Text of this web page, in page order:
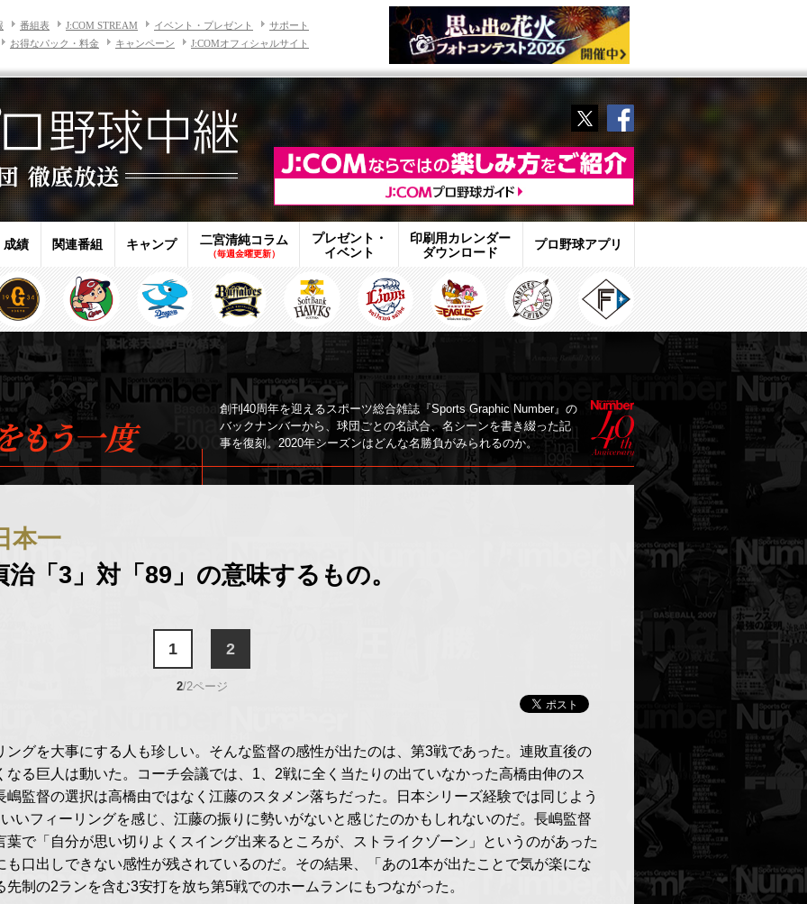
番組表 J:COM STREAM イベント・プレゼント
サポート
お得なパック・料金
キャンペーン J:COMオフィシャルサイト
TwitterFacebook
成績 関連番組 キャンプ 二宮清純コラム
（毎週金曜更新）
プレゼント・
イベント
印刷用カレンダー
ダウンロード
プロ野球アプリ
もう一度
創刊40周年を迎えるスポーツ総合雑誌『Sports Graphic Number』の
バックナンバーから、 球団ごとの名試合、名シーンを書き綴った記
事を復刻。2020年シーズンはどんな名勝負がみられるのか。
本一
「3」対「89」の意味するもの。
1 2
2/2ページ
ングを大事にする人も珍しい。そんな監督の感性が出たのは、第3戦であった。連敗直後の
る巨人は動いた。コーチ会議では、1、2戦に全く当たりの出ていなかった高橋由伸のス
監督の選択は高橋由ではなく江藤のスタメン落ちだった。日本シリーズ経験では同じよう
いフィーリングを感じ、江藤の振りに勢いがないと感じたのかもしれないのだ。長嶋監督
で「自分が思い切りよくスイング出来るところが、ストライクゾーン」というのがあった
口出しできない感性が残されているのだ。その結果、「あの1本が出たことで気が楽にな
制の2ランを含む3安打を放ち第5戦でのホームランにもつながった。